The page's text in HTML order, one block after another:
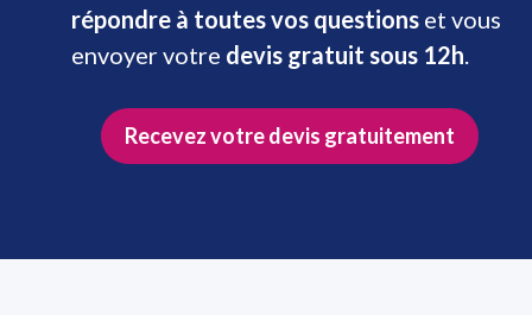
répondre à toutes vos questions et vous
envoyer votre devis gratuit sous 12h.
Recevez votre devis gratuitement